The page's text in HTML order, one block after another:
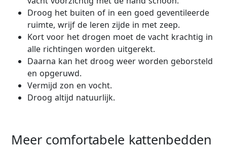
Droog het buiten of in een goed geventileerde
ruimte, wrijf de leren zijde in met zeep.
Kort voor het drogen moet de vacht krachtig in
alle richtingen worden uitgerekt.
Daarna kan het droog weer worden geborsteld
en opgeruwd.
Vermijd zon en vocht.
Droog altijd natuurlijk.
Meer comfortabele kattenbedden